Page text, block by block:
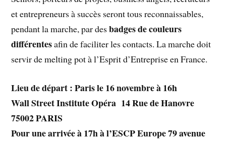
et entrepreneurs à succès seront tous reconnaissables,
pendant la marche, par desbadges de couleurs
différentesafin de faciliter les contacts. La marche doit
servir de melting pot à l’Esprit d’Entreprise en France.
Lieu de départ : Paris le 16 novembre à 16h
Wall Street Institute Opéra 14 Rue de Hanovre
75002 PARIS
Pour une arrivée à 17h à l’ESCP Europe 79 avenue